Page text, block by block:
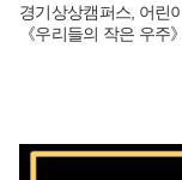
경기상상캠퍼스, 어린
《우리들의 작은 우주